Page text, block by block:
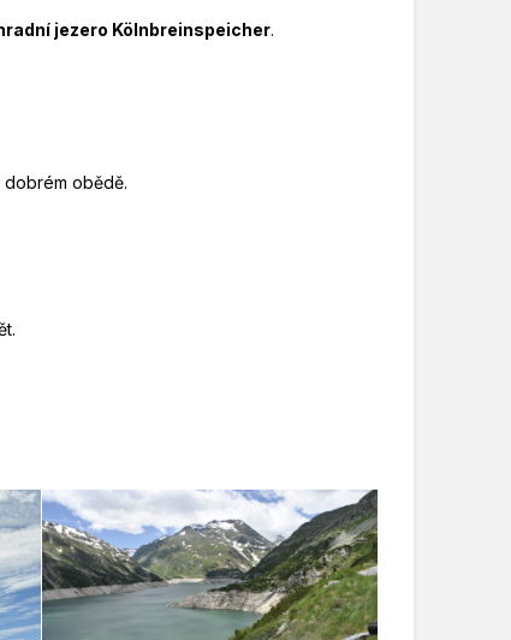
jezero Kölnbreinspeicher.
dobrém obědě.